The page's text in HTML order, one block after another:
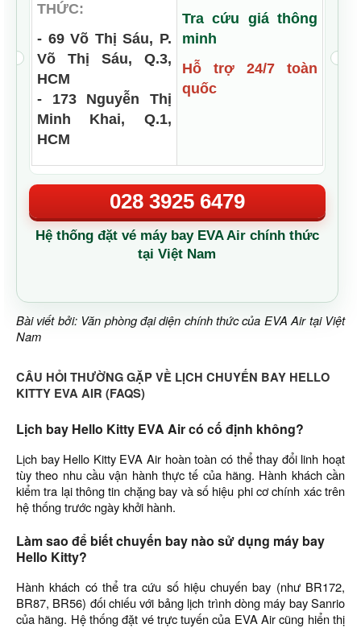
THỨC:
- 69 Võ Thị Sáu, P.
Võ Thị Sáu, Q.3,
HCM
- 173 Nguyễn Thị
Minh Khai, Q.1,
HCM
Tra cứu giá thông
minh
Hỗ trợ 24/7 toàn
quốc
028 3925 6479
Hệ thống đặt vé máy bay EVA Air chính thức
tại Việt Nam
Bài viết bởi: Văn phòng đại diện chính thức của EVA Air tại Việt
Nam
CÂU HỎI THƯỜNG GẶP VỀ LỊCH CHUYẾN BAY HELLO
KITTY EVA AIR (FAQS)
Lịch bay Hello Kitty EVA Air có cố định không?
Lịch bay Hello Kitty EVA Air hoàn toàn có thể thay đổi linh hoạt
tùy theo nhu cầu vận hành thực tế của hãng. Hành khách cần
kiểm tra lại thông tin chặng bay và số hiệu phi cơ chính xác trên
hệ thống trước ngày khởi hành.
Làm sao để biết chuyến bay nào sử dụng máy bay
Hello Kitty?
Hành khách có thể tra cứu số hiệu chuyến bay (như BR172,
BR87, BR56) đối chiếu với bảng lịch trình dòng máy bay Sanrio
của hãng. Hệ thống đặt vé trực tuyến của EVA Air cũng hiển thị